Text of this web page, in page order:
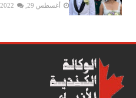
أغسطس 29, 2022